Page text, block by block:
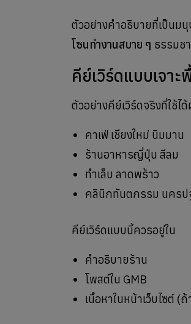
ตัวอย่างคำอธิบายที่เป็นม
โซนทำงานสบาย ๆ ธรรมช
คีย์เวิร์ดแบบเจา
ตัวอย่างคีย์เวิร์ดจริงที่ใช้ได้
คาเฟ่ เชียงใหม่ นิมมาน
ร้านอาหารญี่ปุ่น สีลม
ทำเล็บ ลาดพร้าว
คลินิกทันตกรรม นครป
คีย์เวิร์ดแบบนี้ควรอยู่ใน
คำอธิบายร้าน
โพสต์ใน GMB
เนื้อหาในหน้าเว็บไซต์ (